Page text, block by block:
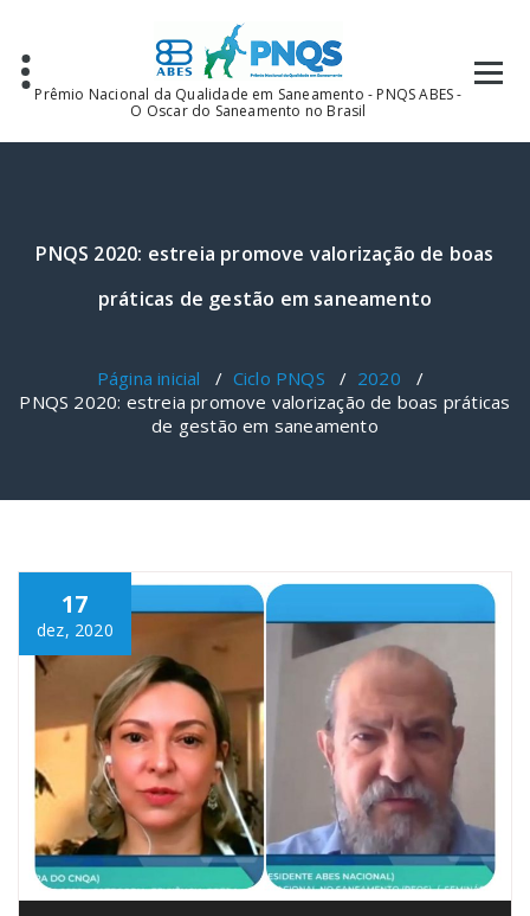
conteúdo
Prêmio Nacional da Qualidade em Saneamento - PNQS ABES -
O Oscar do Saneamento no Brasil
PNQS 2020: estreia promove valorização de boas
práticas de gestão em saneamento
Página inicial / Ciclo PNQS / 2020 /
PNQS 2020: estreia promove valorização de boas práticas
de gestão em saneamento
17
dez, 2020